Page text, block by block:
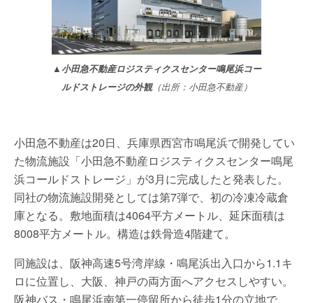
▲小田急不動産ロジスティクスセンター鳴尾浜コー
ルドストレージの外観（出所：小田急不動産）
小田急不動産は20日、兵庫県西宮市鳴尾浜で開発してい
た物流施設「小田急不動産ロジスティクスセンター鳴尾
浜コールドストレージ」が3月に完成したと発表した。
同社の物流施設開発としては第7弾で、初の冷凍冷蔵倉
庫となる。敷地面積は4064平方メートル、延床面積は
8008平方メートル。構造は鉄骨造4階建て。
同施設は、阪神高速5号湾岸線・鳴尾浜出入口から1.1キ
ロに位置し、大阪、神戸の両方面へアクセスしやすい。
阪神バス・鳴尾浜南第一停留所から徒歩1分の立地で、